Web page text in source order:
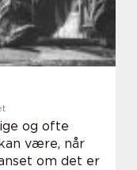
og ofte
være, når
om det er